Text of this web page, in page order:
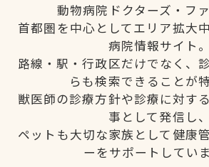
動物病院ドクターズ・ファ
首都圏を中心としてエリア拡大
病院情報サイト。
路線・駅・行政区だけでなく、
らも検索できることが特
獣医師の診療方針や診療に対す
事として発信し、
ペットも大切な家族として健康
ーをサポートしていま